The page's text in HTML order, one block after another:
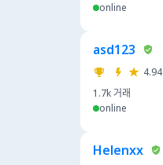
online
asd123
4.94
1.7k 거래
online
Helenxx